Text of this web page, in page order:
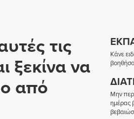
τις
ξεκίνα να
από
Κάνε
Μην
ημέρας